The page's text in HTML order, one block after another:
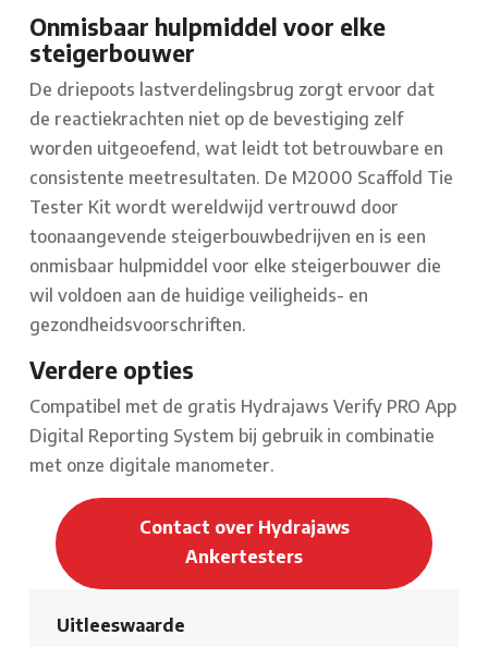
Onmisbaar hulpmiddel voor elke
steigerbouwer
De driepoots lastverdelingsbrug zorgt ervoor dat
de reactiekrachten niet op de bevestiging zelf
worden uitgeoefend, wat leidt tot betrouwbare en
consistente meetresultaten. De M2000 Scaffold Tie
Tester Kit wordt wereldwijd vertrouwd door
toonaangevende steigerbouwbedrijven en is een
onmisbaar hulpmiddel voor elke steigerbouwer die
wil voldoen aan de huidige veiligheids- en
gezondheidsvoorschriften.
Verdere opties
Compatibel met de gratis Hydrajaws Verify PRO App
Digital Reporting System bij gebruik in combinatie
met onze digitale manometer.
Contact over Hydrajaws
Ankertesters
Uitleeswaarde